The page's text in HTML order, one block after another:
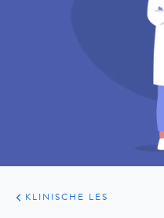
ARTIKELEN
PRAKTIJK
KLINISCHE LES